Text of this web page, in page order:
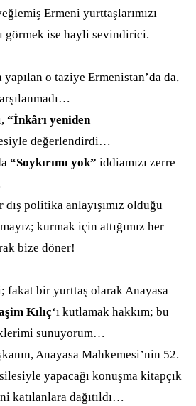
Ermeni yurttaşlarımızı
görmek ise hayli sevindirici.
o taziye Ermenistan’da da,
“İnkârı yeniden
değerlendirdi…
“Soykırımı yok” iddiamızı zerre
politika anlayışımız olduğu
kurmak için attığımız her
bize döner!
fakat bir yurttaş olarak Anayasa
Kılıç‘ı kutlamak hakkım; bu
sunuyorum…
Anayasa Mahkemesi’nin 52.
yapacağı konuşma kitapçık
katılanlara dağıtıldı…